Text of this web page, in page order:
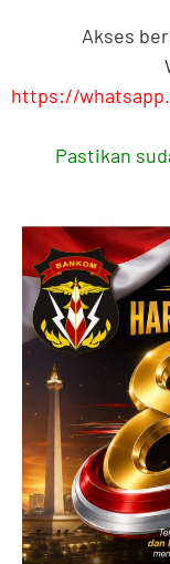
Akses
https://
Pastikan